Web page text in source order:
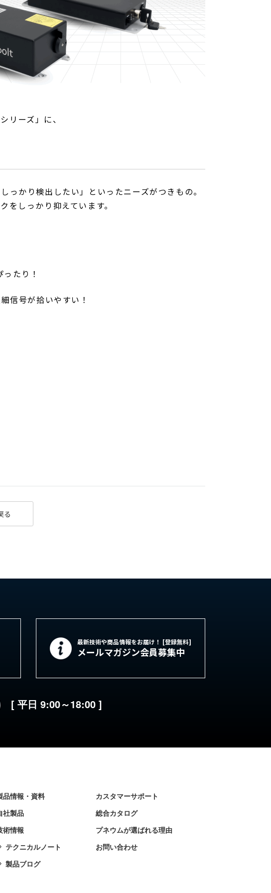
リーズ」に、
っかり検出したい」といったニーズがつきもの。
をしっかり抑えています。
たり！
信号が拾いやすい！
る
最新技術や商品情報をお届け！ [登録無料]
メールマガジン会員募集中
[ 平日 9:00～18:00 ]
品情報・資料
社製品
術情報
テクニカルノート
製品ブログ
カスタマーサポート
総合カタログ
プネウムが選ばれる理由
お問い合わせ